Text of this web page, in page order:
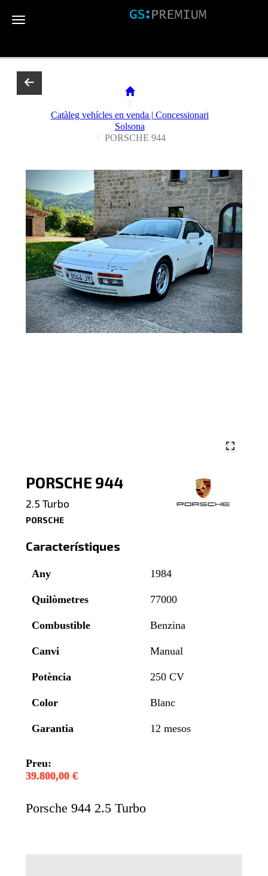
Toggle navigation
Catàleg vehícles en venda | Concessionari
Solsona
PORSCHE 944
PORSCHE 944
2.5 Turbo
PORSCHE
Característiques
Any 1984
Quilòmetres 77000
Combustible Benzina
Canvi Manual
Potència 250 CV
Color Blanc
Garantia 12 mesos
Preu:
39.800,00 €
Porsche 944 2.5 Turbo